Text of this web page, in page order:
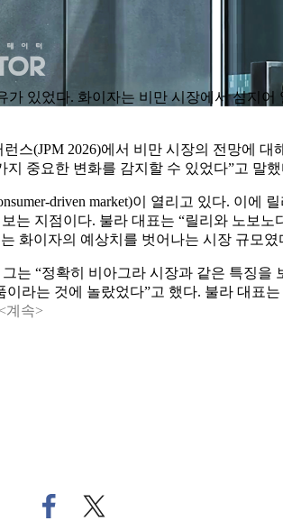
있었다. 화이자는 비만 시장에서 심지
스(JPM 2026)에서 비만 시장의 전망에
지 중요한 변화를 감지할 수 있었다”고 말했
driven market)이 열리고 있다. 이에
는 지점이다. 불라 대표는 “릴리와 노보
화이자의 예상치를 벗어나는 시장 규모였
는 “정확히 비아그라 시장과 같은 특징
라는 것에 놀랐었다”고 했다. 불라 대표
<계속>
페
이
트
위